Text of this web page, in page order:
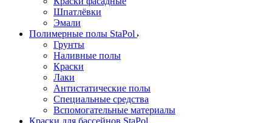
Шпатлёвки
Эмали
Полимерные полы StaPol
Грунты
Наливные полы
Краски
Лаки
Антистатические полы
Специальные средства
Вспомогательные материалы
Краски для бассейнов StaPol